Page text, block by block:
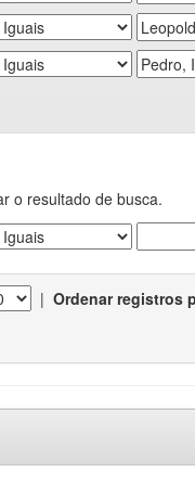
o resultado de busca.
| Ordenar registros